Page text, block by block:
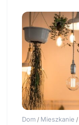
Dom / Mieszkanie /